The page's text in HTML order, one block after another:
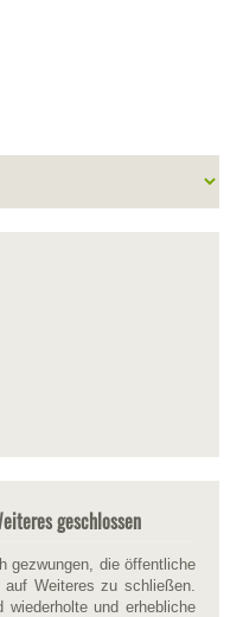
geschlossen
gezwungen, die öffentliche
Weiteres zu schließen.
und erhebliche